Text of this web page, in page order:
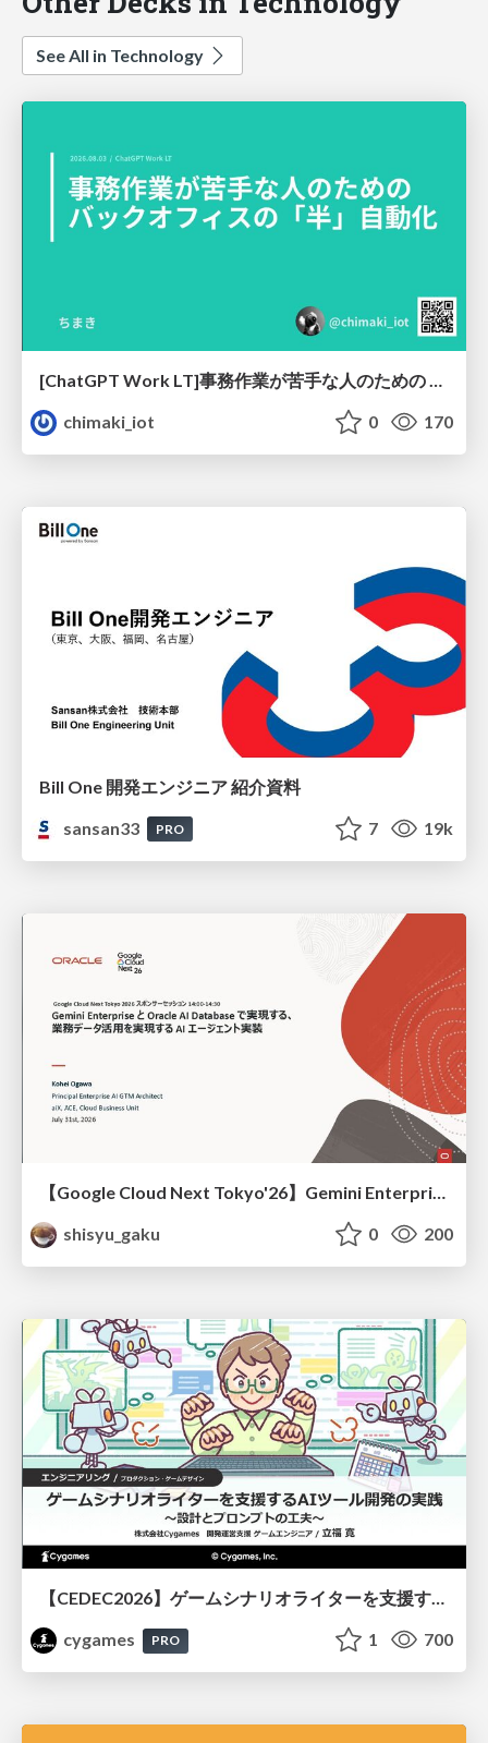
See All in Technology
[ChatGPT Work LT]事務作業が苦手な人のための バックオフィスの「半」自動化
chimaki_iot
0 170
Bill One 開発エンジニア 紹介資料
sansan33
PRO 7 19k
【Google Cloud Next Tokyo'26】Gemini Enterprise と Oracle AI Database で実現する、 業務データ活用を実現する AI エージェント実装
shisyu_gaku
0 200
【CEDEC2026】ゲームシナリオライターを支援するAIツール開発の実践 ― 設計とプロンプトの工夫 ―
cygames
PRO 1 700